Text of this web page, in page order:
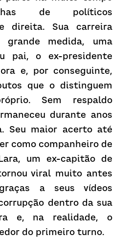
de políticos
direita. Sua carreira
medida, uma
pai, o ex-presidente
e, por conseguinte,
que o distinguem
Sem respaldo
durante anos
Seu maior acerto até
como companheiro de
um ex-capitão de
viral muito antes
a seus vídeos
dentro da sua
e, na realidade, o
do primeiro turno.